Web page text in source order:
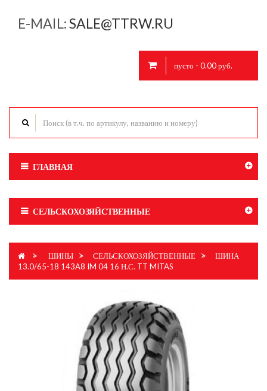
E-MAIL:SALE@TTRW.RU
пусто - 0.00 руб.
ГЛАВНАЯ
СЕЛЬСКОХОЗЯЙСТВЕННЫЕ
> ШИНЫ > СЕЛЬСКОХОЗЯЙСТВЕННЫЕ >
ШИНА
13.0/65-18 143A8 IM 04 16 Н.С. TT MITAS